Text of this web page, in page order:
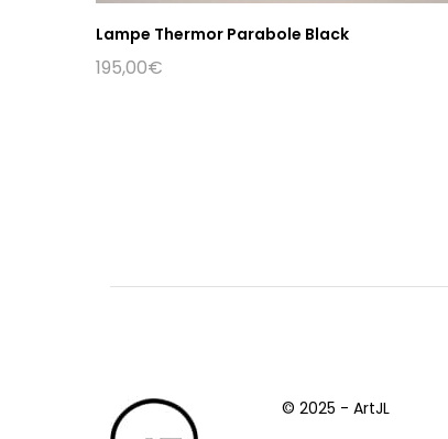
Lampe Thermor Parabole Black
195,00€
© 2025 - ArtJL